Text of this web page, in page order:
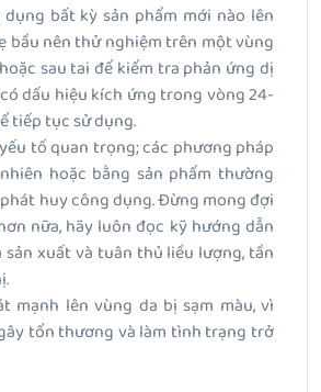
bất kỳ sản phẩm mới nào lên
bầu nên thử nghiệm trên một vùng
sau tai để kiểm tra phản ứng dị
dấu hiệu kích ứng trong vòng 24-
tiếp tục sử dụng.
tố quan trọng; các phương pháp
hoặc bằng sản phẩm thường
huy công dụng. Đừng mong đợi
nữa, hãy luôn đọc kỹ hướng dẫn
sản xuất và tuân thủ liều lượng, tần
mạnh lên vùng da bị sạm màu, vì
tổn thương và làm tình trạng trở